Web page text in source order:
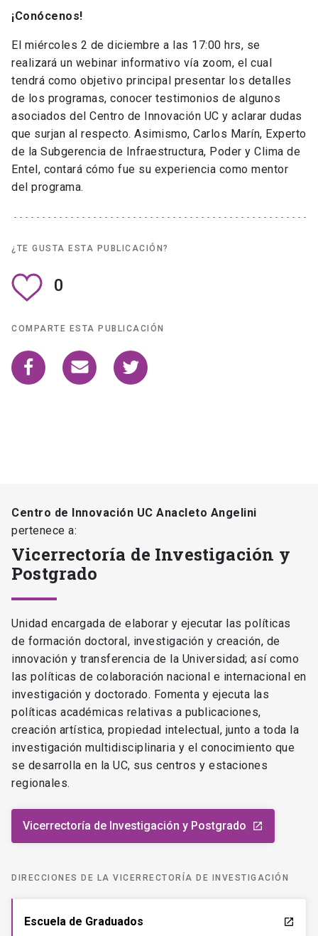
¡Conócenos!
El miércoles 2 de diciembre a las 17:00 hrs, se
realizará un webinar informativo vía zoom, el cual
tendrá como objetivo principal presentar los detalles
de los programas, conocer testimonios de algunos
asociados del Centro de Innovación UC y aclarar dudas
que surjan al respecto. Asimismo, Carlos Marín, Experto
de la Subgerencia de Infraestructura, Poder y Clima de
Entel, contará cómo fue su experiencia como mentor
del programa.
¿TE GUSTA ESTA PUBLICACIÓN?
0
COMPARTE ESTA PUBLICACIÓN
Centro de Innovación UC Anacleto Angelini
pertenece a:
Vicerrectoría de Investigación y
Postgrado
Unidad encargada de elaborar y ejecutar las políticas
de formación doctoral, investigación y creación, de
innovación y transferencia de la Universidad; así como
las políticas de colaboración nacional e internacional en
investigación y doctorado. Fomenta y ejecuta las
políticas académicas relativas a publicaciones,
creación artística, propiedad intelectual, junto a toda la
investigación multidisciplinaria y el conocimiento que
se desarrolla en la UC, sus centros y estaciones
regionales.
Vicerrectoría de Investigación y Postgrado launch
DIRECCIONES DE LA VICERRECTORÍA DE INVESTIGACIÓN
Escuela de Graduados launch